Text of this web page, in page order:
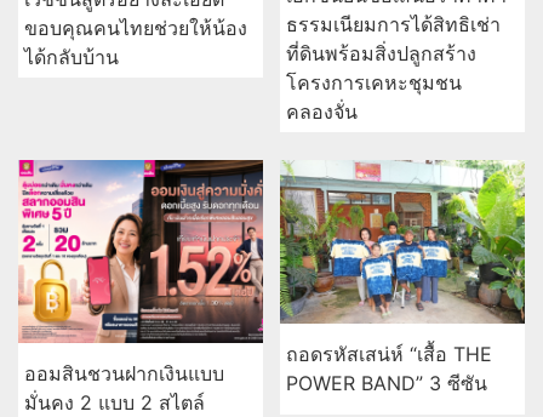
ขอบคุณคนไทยช่วยให้น้อง
ได้กลับบ้าน
ธรรมเนียมการได้สิทธิเช่า
ที่ดินพร้อมสิ่งปลูกสร้าง
โครงการเคหะชุมชน
คลองจั่น
ออมสินชวนฝากเงินแบบ
มั่นคง 2 แบบ 2 สไตล์
ถอดรหัสเสน่ห์ “เสื้อ THE
POWER BAND” 3 ซีซัน